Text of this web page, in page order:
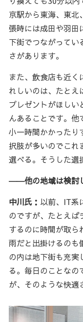
京駅から東海、東北
張時には成田や羽田
下街でつながってい
さがあります。
また、飲食店も近く
れしいのは、たとえ
プレゼントがほしい
んあることです。他
小一時間かかったり
択肢が多いのでこれ
選べる。そうした選
――他の地域は検討
中川氏： 以前、IT系
のですが、たとえば
するのに時間が取ら
雨だと出掛けるのも
の内は地下街も充実
る。毎日のことなの
が、そのような快適